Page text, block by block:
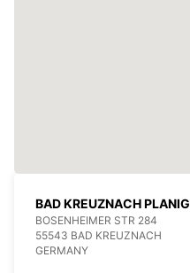
BAD KREUZNACH PLANIG
BOSENHEIMER STR 284
55543 BAD KREUZNACH
GERMANY